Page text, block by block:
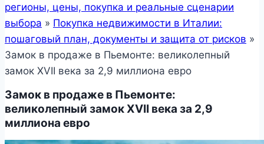
регионы, цены, покупка и реальные сценарии
выбора » Покупка недвижимости в Италии:
пошаговый план, документы и защита от рисков »
Замок в продаже в Пьемонте: великолепный
замок XVII века за 2,9 миллиона евро
Замок в продаже в Пьемонте:
великолепный замок XVII века за 2,9
миллиона евро